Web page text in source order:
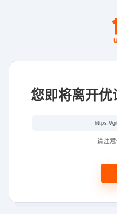
您即将离开
请注